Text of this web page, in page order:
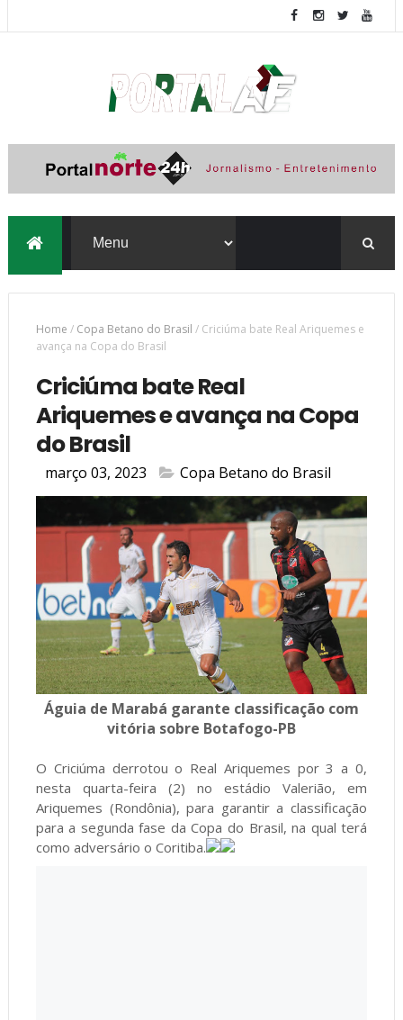
Home / Copa Betano do Brasil / Criciúma bate Real Ariquemes e
avança na Copa do Brasil
Criciúma bate Real
Ariquemes e avança na Copa
do Brasil
março 03, 2023 Copa Betano do Brasil
Águia de Marabá garante classificação com
vitória sobre Botafogo-PB
O Criciúma derrotou o Real Ariquemes por 3 a 0,
nesta quarta-feira (2) no estádio Valerião, em
Ariquemes (Rondônia), para garantir a classificação
para a segunda fase da Copa do Brasil, na qual terá
como adversário o Coritiba.